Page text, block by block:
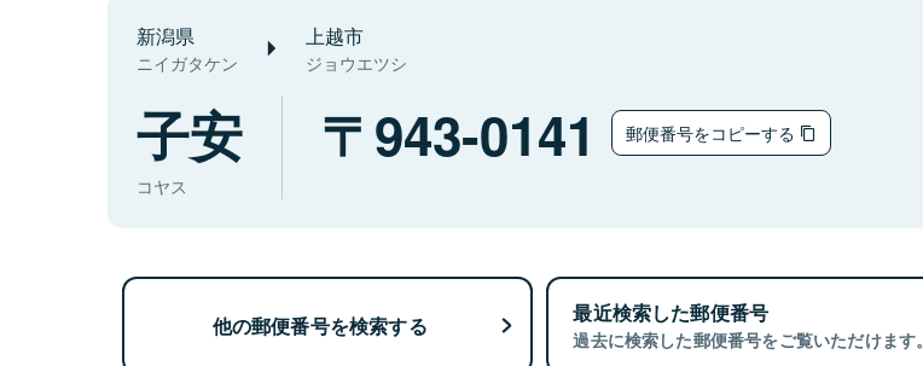
新潟県
ニイガタケン
上越市
ジョウエツシ
子安
コヤス
943-0141 郵便番号をコピーする
他の郵便番号を検索する 最近検索した郵便番号
過去に検索した郵便番号をご覧いただけます。